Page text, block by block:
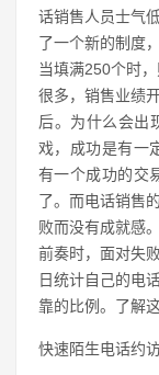
话销售人员士气
了一个新的制度
当填满250个时
很多，销售业绩
后。为什么会出
戏，成功是有一
有一个成功的交
了。而电话销售
败而没有成就感
前奏时，面对失
日统计自己的电
靠的比例。了解
快速陌生电话约